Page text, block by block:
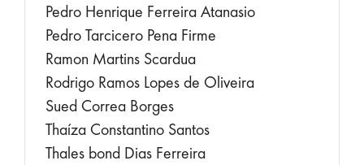
Pedro Henrique Ferreira Atanasio
Pedro Tarcicero Pena Firme
Ramon Martins Scardua
Rodrigo Ramos Lopes de Oliveira
Sued Correa Borges
Thaíza Constantino Santos
Thales bond Dias Ferreira